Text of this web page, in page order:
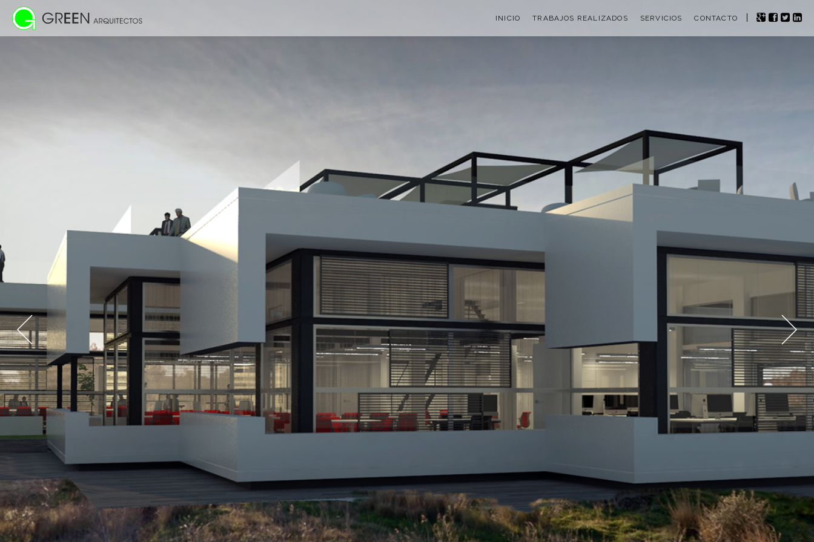
INICIO TRABAJOS REALIZADOS SERVICIOS CONTACTO
Inicio
® Green Arquitectos 2018